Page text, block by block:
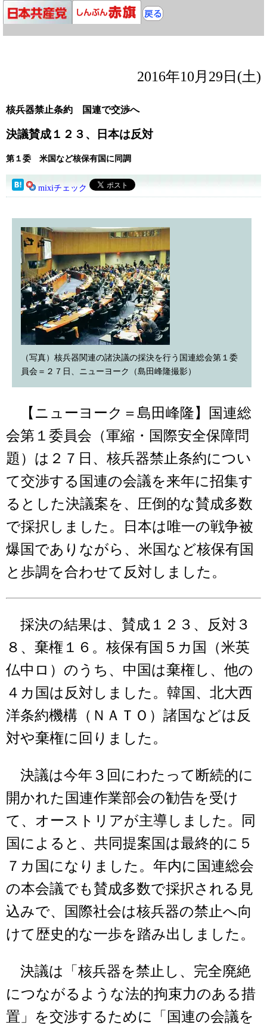
2016年10月29日(土)
核兵器禁止条約 国連で交渉へ
決議賛成１２３、日本は反対
第１委 米国など核保有国に同調
mixiチェック
（写真）核兵器関連の諸決議の採決を行う国連総会第１委
員会＝２７日、ニューヨーク（島田峰隆撮影）
【ニューヨーク＝島田峰隆】国連総
会第１委員会（軍縮・国際安全保障問
題）は２７日、核兵器禁止条約につい
て交渉する国連の会議を来年に招集す
るとした決議案を、圧倒的な賛成多数
で採択しました。日本は唯一の戦争被
爆国でありながら、米国など核保有国
と歩調を合わせて反対しました。
採決の結果は、賛成１２３、反対３
８、棄権１６。核保有国５カ国（米英
仏中ロ）のうち、中国は棄権し、他の
４カ国は反対しました。韓国、北大西
洋条約機構（ＮＡＴＯ）諸国などは反
対や棄権に回りました。
決議は今年３回にわたって断続的に
開かれた国連作業部会の勧告を受け
て、オーストリアが主導しました。同
国によると、共同提案国は最終的に５
７カ国になりました。年内に国連総会
の本会議でも賛成多数で採択される見
込みで、国際社会は核兵器の禁止へ向
けて歴史的な一歩を踏み出しました。
決議は「核兵器を禁止し、完全廃絶
につながるような法的拘束力のある措
置」を交渉するために「国連の会議を